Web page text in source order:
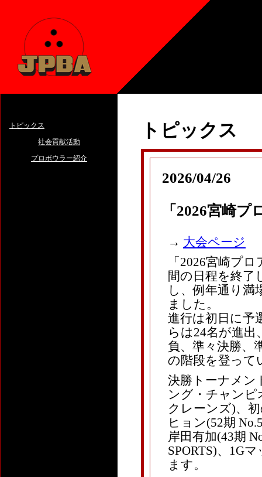
トピックス
社会貢献活動
プロボウラー紹介
トピックス
2026/04/26
「2026宮崎
→ 大会ページ
「2026宮崎プ
間の日程を終了
し、例年通り
ました。
進行は初日に予
らは24名が進出
負、準々決勝、
の階段を登って
決勝トーナメン
ング・チャンピ
クレーンズ)、
ヒョン(52期
岸田有加(43期
SPORTS)、1G
ます。